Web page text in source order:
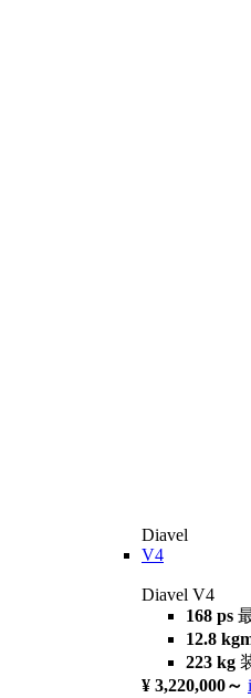
Diavel
V4
Diavel V4
168 ps
12.8
223 kg
¥ 3,220,000～ i